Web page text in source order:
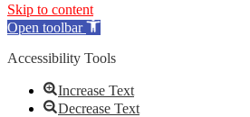
Skip to content
Open toolbar
Accessibility Tools
Increase Text
Decrease Text